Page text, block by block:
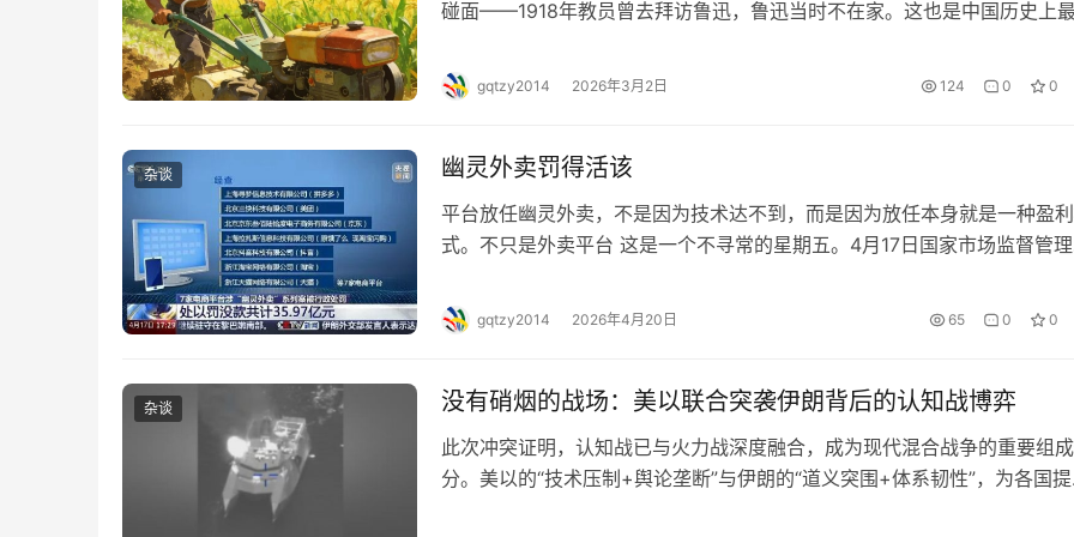
碰面——1918年教员曾去拜访鲁迅，鲁迅当时不在家。这也是中国历史上
赞鲁迅为中国真正的圣人，是伟大的思想家革命家，甚至在晚年，教员称他
鲁迅的心是相通的。 年少时读鲁迅，只震撼于鲁迅文字的魅力…
gqtzy2014 2026年3月2日 124 0 0
杂谈 幽灵外卖罚得活该
平台放任幽灵外卖，不是因为技术达不到，而是因为放任本身就是一种盈
式。不只是外卖平台 这是一个不寻常的星期五。4月17日国家市场监督管理
的电商巨头送去了一份甜蜜的负担——一张面值35.97亿元人民币的巨额罚
单。拼夕夕、某团、某东、某宝闪购(那个曾经叫饿了某的蓝骑士…
gqtzy2014 2026年4月20日 65 0 0
杂谈 没有硝烟的战场：美以联合突袭伊朗背后的认知战博弈
此次冲突证明，认知战已与火力战深度融合，成为现代混合战争的重要组
分。美以的“技术压制+舆论垄断”与伊朗的“道义突围+体系韧性”，为各国提